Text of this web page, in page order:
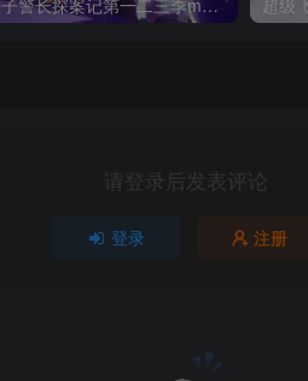
请登录后发表评论
登录 注册